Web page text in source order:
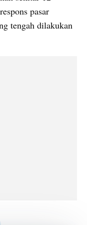
pasar
tengah dilakukan